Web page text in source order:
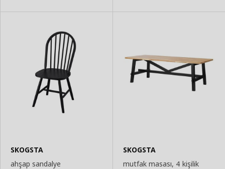
SKOGSTA
ahşap sandalye
SKOGSTA
mutfak masası, 4 kişilik